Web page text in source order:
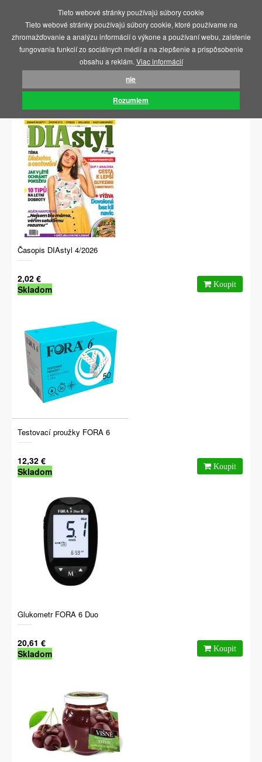
Časopis DIAstyl 4/2026
2,02 €
Skladom
Testovací proužky FORA 6
12,32 €
Skladom
Glukometr FORA 6 Duo
20,61 €
Skladom
Tieto webové stránky používajú súbory cookie
Tieto webové stránky používajú súbory cookie, ktoré používame na
zhromažďovanie a analýzu informácií o výkone a používaní webu, zaistenie
fungovania funkcií zo sociálnych médií a na zlepšenie a prispôsobenie
obsahu a reklám. Viac informácií
nie
Rozumiem